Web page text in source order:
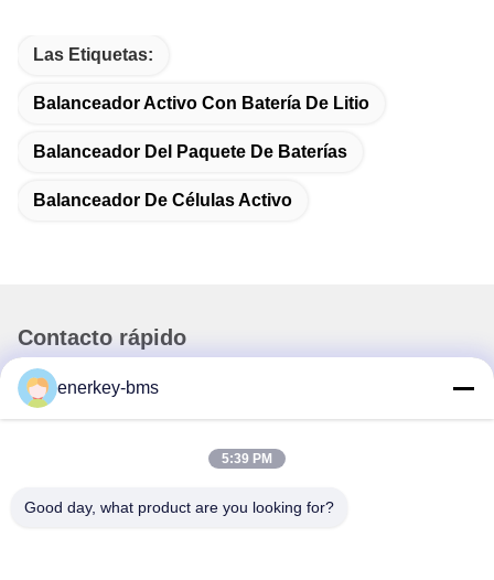
Las Etiquetas:
Balanceador Activo Con Batería De Litio
Balanceador Del Paquete De Baterías
Balanceador De Células Activo
Contacto rápido
Dirección
Área A, 9o piso, edificio G, Parque Industrial de Bajos
Carbono de Guancheng, comunidad Shangcun, calle
Gongming, distrito de Guangming, Shenzhen, China,
enerkey-bms
5:39 PM
Good day, what product are you looking for?